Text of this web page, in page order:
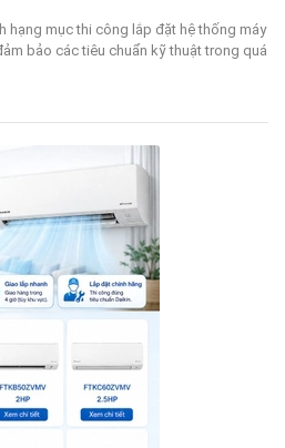
hạng mục thi công lắp đặt hệ thống máy
bảo các tiêu chuẩn kỹ thuật trong quá